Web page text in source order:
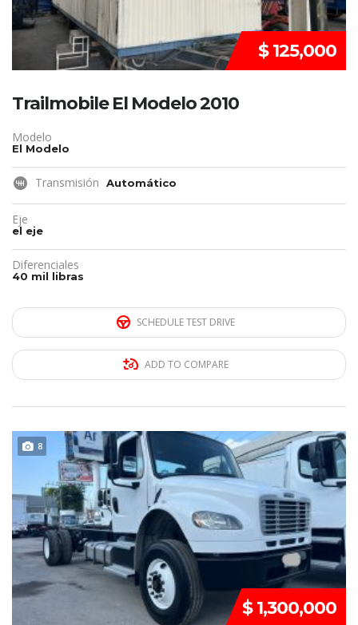
$ 125,000
Trailmobile El Modelo 2010
Modelo
El Modelo
Transmisión Automático
Eje
el eje
Diferenciales
40 mil libras
SCHEDULE TEST DRIVE
ADD TO COMPARE
8 DISPONIBLE
$ 1,300,000